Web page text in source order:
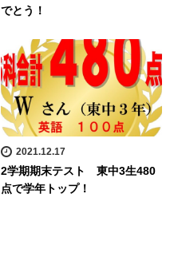
でとう！
2021.12.17
2学期期末テスト 東中3生480
点で学年トップ！